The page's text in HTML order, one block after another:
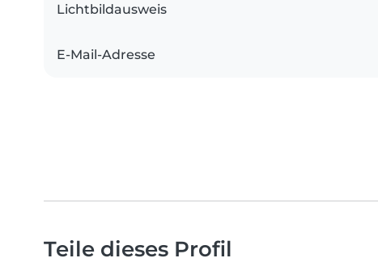
Lichtbildausweis
E-Mail-Adresse
Teile dieses Profil